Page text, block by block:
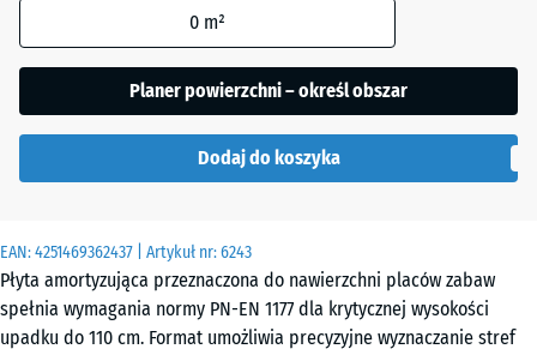
EAN:4251469362437 | Artykuł nr:6243
Płyta amortyzująca przeznaczona do nawierzchni placów zabaw
spełnia wymagania normy PN-EN 1177 dla krytycznej wysokości
upadku do 110 cm. Format umożliwia precyzyjne wyznaczanie stref
+ 8,80 zł
nieba
+ 7,30 zł
ceglasty
- 3,70 zł
Szary
0 m²
Planer powierzchni – określ obszar
Dodaj do koszyka